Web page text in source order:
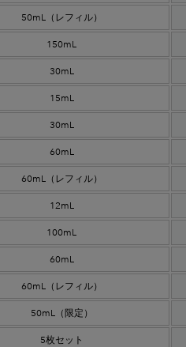
50mL（レフィル）
150mL
30mL
15mL
30mL
60mL
60mL（レフィル）
12mL
100mL
60mL
60mL（レフィル）
50mL（限定）
5枚セット